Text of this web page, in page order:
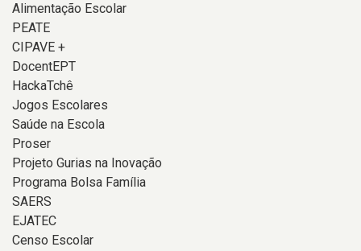
Alimentação Escolar
PEATE
CIPAVE +
DocentEPT
HackaTchê
Jogos Escolares
Saúde na Escola
Proser
Projeto Gurias na Inovação
Programa Bolsa Família
SAERS
EJATEC
Censo Escolar